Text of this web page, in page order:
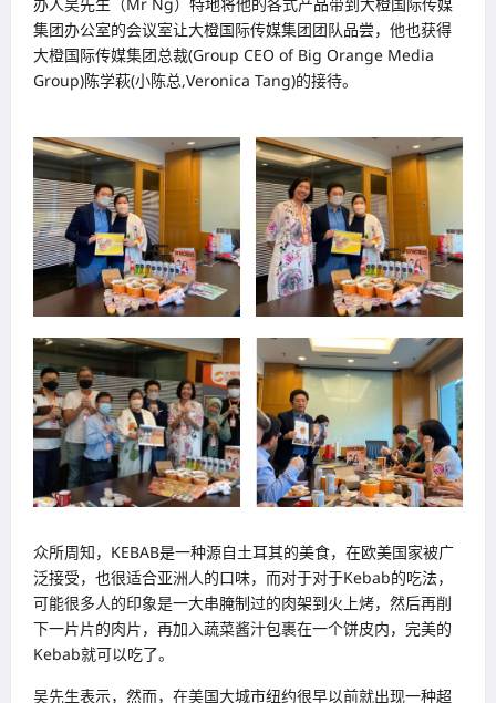
集团办公室的会议室让大橙国际传媒集团团队品尝，他也获得
大橙国际传媒集团总裁(Group CEO of Big Orange Media
Group)陈学萩(小陈总,Veronica Tang)的接待。
众所周知，KEBAB是一种源自土耳其的美食，在欧美国家被广
泛接受，也很适合亚洲人的口味，而对于对于Kebab的吃法，
可能很多人的印象是一大串腌制过的肉架到火上烤，然后再削
下一片片的肉片，再加入蔬菜酱汁包裹在一个饼皮内，完美的
Kebab就可以吃了。
吴先生表示，然而，在美国大城市纽约很早以前就出现一种超